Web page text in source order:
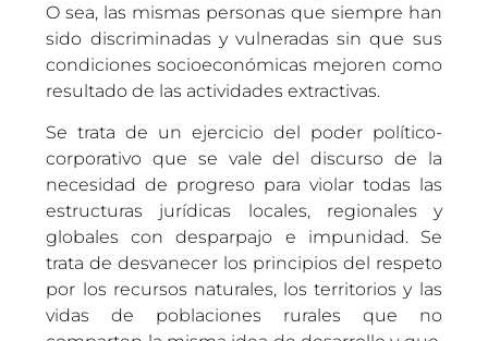
O sea, las mismas personas que siempre han
sido discriminadas y vulneradas sin que sus
condiciones socioeconómicas mejoren como
resultado de las actividades extractivas.
Se trata de un ejercicio del poder político-
corporativo que se vale del discurso de la
necesidad de progreso para violar todas las
estructuras jurídicas locales, regionales y
globales con desparpajo e impunidad. Se
trata de desvanecer los principios del respeto
por los recursos naturales, los territorios y las
vidas de poblaciones rurales que no